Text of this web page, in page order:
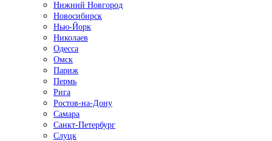
Нижний Новгород
Новосибирск
Нью-Йорк
Николаев
Одесса
Омск
Париж
Пермь
Рига
Ростов-на-Дону
Самара
Санкт-Петербург
Слуцк